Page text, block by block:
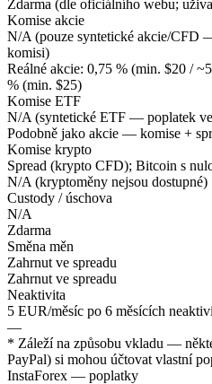
Zdarma (dle oficiálního webu;
Komise akcie
N/A (pouze syntetické akcie/CFD
komisi)
Reálné akcie: 0,75 % (min. $20 /
% (min. $25)
Komise ETF
N/A (syntetické ETF — poplatek
Podobně jako akcie — komise +
Komise krypto
Spread (krypto CFD); Bitcoin s
N/A (kryptoměny nejsou dostupné)
Custody / úschova
N/A
Zdarma
Směna měn
Zahrnut ve spreadu
Zahrnut ve spreadu
Neaktivita
5 EUR/měsíc po 6 měsících
—
* Záleží na způsobu vkladu —
PayPal) si mohou účtovat vlastní
InstaForex — poplatky